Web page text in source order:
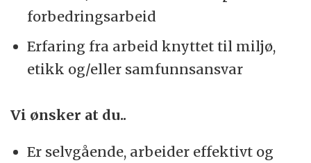
forbedringsarbeid
Erfaring fra arbeid knyttet til miljø,
etikk og/eller samfunnsansvar
Vi ønsker at du..
Er selvgående, arbeider effektivt og